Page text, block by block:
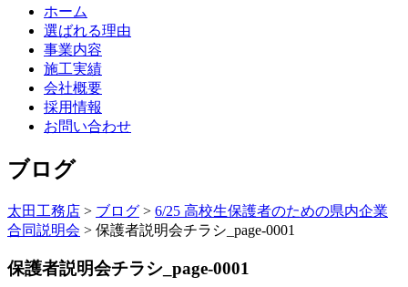
ホーム
選ばれる理由
事業内容
施工実績
会社概要
採用情報
お問い合わせ
ブログ
太田工務店 > ブログ > 6/25 高校生保護者のための県内企業
合同説明会 > 保護者説明会チラシ_page-0001
保護者説明会チラシ_page-0001